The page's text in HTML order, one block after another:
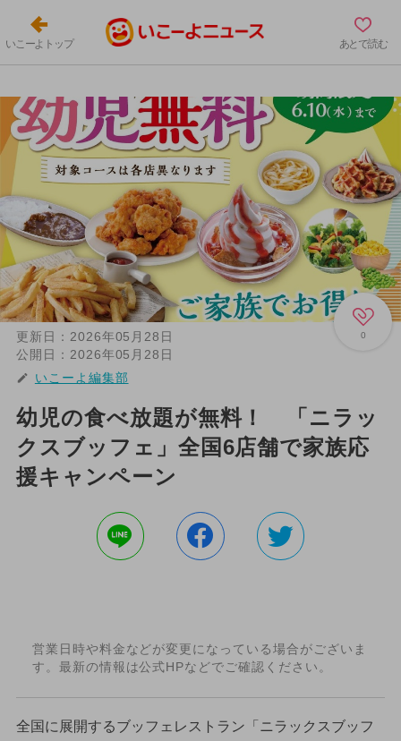
いこーよトップ あとで読む
0
更新日： 2026年05月28日
公開日： 2026年05月28日
いこーよ編集部
幼児の食べ放題が無料！ 「ニラッ
クスブッフェ」全国6店舗で家族応
援キャンペーン
営業日時や料金などが変更になっている場合がございま
す。最新の情報は公式HPなどでご確認ください。
全国に展開するブッフェレストラン「ニラックスブッフ